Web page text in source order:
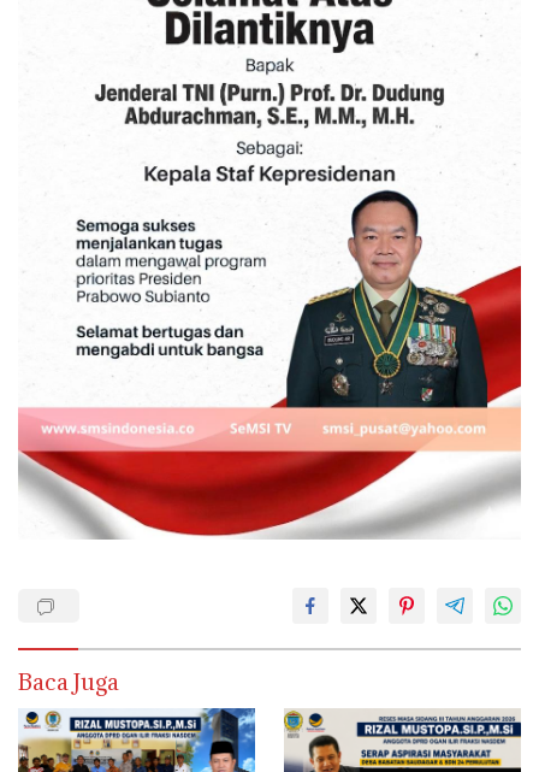
Baca Juga